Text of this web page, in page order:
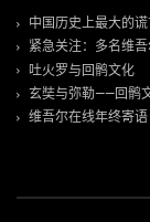
中国历史上最大的
紧急关注：多名维
吐火罗与回鹘文化
玄奘与弥勒——回鹘
维吾尔在线年终寄语